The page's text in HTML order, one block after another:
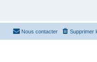
Supprimer
Nous contacter